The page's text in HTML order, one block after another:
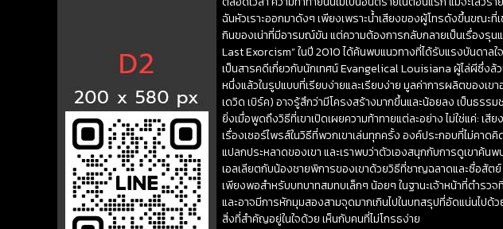
ฉันหัวเราะออกมาดังๆ เพียงเพราะน้ำเสียงของผู้โทรดังขึ้นขณะ
กินของเน่าที่มีอารมณ์ขัน แต่ความต้องการกลับกลายเป็นเรื่องรุน
Last Exorcism” ในปี 2010 ได้ค้นพบแนวทางที่ได้รับแรงบันดาล
เป็นสารคดีเกี่ยวกับนักเทศน์ Evangelical Louisiana ผู้ไล่ผีซึ่ง
หนึ่งแล้วในรูปแบบที่เรียบง่ายและเรียบง่าย มูลค่าการผลิตของเข
เดวิด เบิร์ค) อาจรู้สึกว่ามีโครงสร้างมากขึ้นและน้อยลง เป็นธร
ยิ่งเมื่อพูดถึงวิธีที่เขาเปิดเผยความท้าทายแต่ละอย่าง ไม่ใช่แค่: เ
เรื่องเซอร์ไพรส์ในวิธีที่พวกเขาเล่นทุกครั้ง องค์ประกอบที่ไม่คา
แปลกประหลาดของเขา และเราพบว่าตัวเองสนุกกับการดูเขาค้
เอลเลียตกับน้องชายพิการของเขาด้วยวิธีที่ชาญฉลาดและซื่อสัต
เพียงพอสำหรับบทบาทสมทบเล็กๆ น้อยๆ ในฐานะเจ้าหน้าที่ตำร
และอาจมีการหักมุมสองสามจุดมากเกินไปในบทสรุปที่อัดแน่นไป
สิ่งที่สำคัญอยู่ในใจด้วย เห็นกับคนที่ไม่โกรธง่าย